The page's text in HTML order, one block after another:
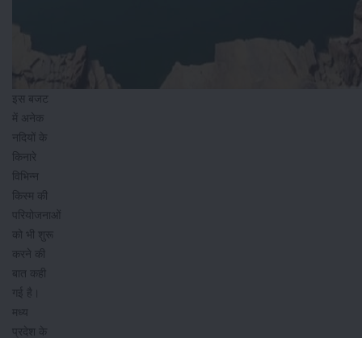
इस बजट
में अनेक
नदियों के
किनारे
विभिन्न
किस्म की
परियोजनाओं
को भी शुरू
करने की
बात कही
गई है।
मध्य
प्रदेश के